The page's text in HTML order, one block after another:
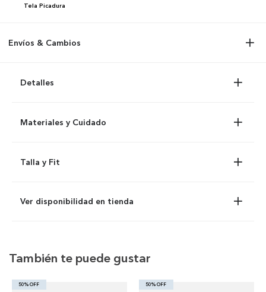
Tela Picadura
Envíos & Cambios
Detalles
Materiales y Cuidado
Talla y Fit
Ver disponibilidad en tienda
También te puede gustar
50% OFF 50% OFF